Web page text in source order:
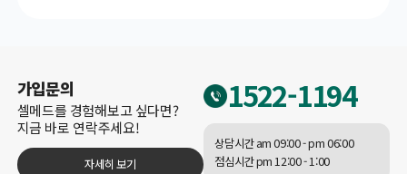
가입문의
셀메드를 경험해보고 싶다면?
지금 바로 연락주세요!
자세히 보기
1522-1194
상담시간 am 09:00 - pm 06:00
점심시간 pm 12:00 - 1:00